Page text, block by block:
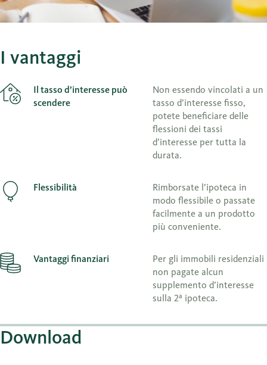
I vantaggi
Il tasso d’interesse può
scendere
Non essendo vincolati a un
tasso d’interesse fisso,
potete beneficiare delle
flessioni dei tassi
d’interesse per tutta la
durata.
Flessibilità
Rimborsate l’ipoteca in
modo flessibile o passate
facilmente a un prodotto
più conveniente.
Vantaggi finanziari
Per gli immobili residenziali
non pagate alcun
supplemento d’interesse
sulla 2ª ipoteca.
Download